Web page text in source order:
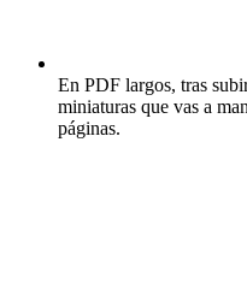
En PDF largos, tras
miniaturas que vas a
páginas.